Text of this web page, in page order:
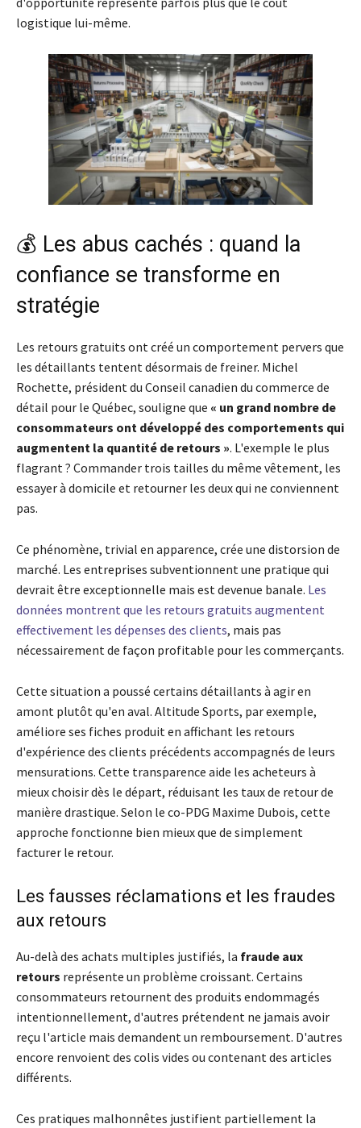
logistique lui-même.
💰 Les abus cachés : quand la
confiance se transforme en
stratégie
Les retours gratuits ont créé un comportement pervers que
les détaillants tentent désormais de freiner. Michel
Rochette, président du Conseil canadien du commerce de
détail pour le Québec, souligne que « un grand nombre de
consommateurs ont développé des comportements qui
augmentent la quantité de retours ». L'exemple le plus
flagrant ? Commander trois tailles du même vêtement, les
essayer à domicile et retourner les deux qui ne conviennent
pas.
Ce phénomène, trivial en apparence, crée une distorsion de
marché. Les entreprises subventionnent une pratique qui
devrait être exceptionnelle mais est devenue banale. Les
données montrent que les retours gratuits augmentent
effectivement les dépenses des clients, mais pas
nécessairement de façon profitable pour les commerçants.
Cette situation a poussé certains détaillants à agir en
amont plutôt qu'en aval. Altitude Sports, par exemple,
améliore ses fiches produit en affichant les retours
d'expérience des clients précédents accompagnés de leurs
mensurations. Cette transparence aide les acheteurs à
mieux choisir dès le départ, réduisant les taux de retour de
manière drastique. Selon le co-PDG Maxime Dubois, cette
approche fonctionne bien mieux que de simplement
facturer le retour.
Les fausses réclamations et les fraudes
aux retours
Au-delà des achats multiples justifiés, la fraude aux
retours représente un problème croissant. Certains
consommateurs retournent des produits endommagés
intentionnellement, d'autres prétendent ne jamais avoir
reçu l'article mais demandent un remboursement. D'autres
encore renvoient des colis vides ou contenant des articles
différents.
Ces pratiques malhonnêtes justifient partiellement la